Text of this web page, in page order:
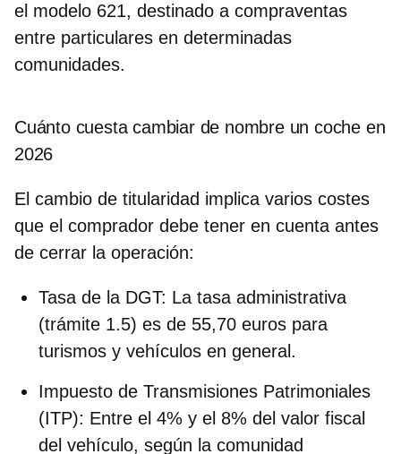
el modelo 621, destinado a compraventas
entre particulares en determinadas
comunidades.
Cuánto cuesta cambiar de nombre un coche en
2026
El cambio de titularidad implica varios costes
que el comprador debe tener en cuenta antes
de cerrar la operación:
Tasa de la DGT: La tasa administrativa
(trámite 1.5) es de 55,70 euros para
turismos y vehículos en general.
Impuesto de Transmisiones Patrimoniales
(ITP): Entre el 4% y el 8% del valor fiscal
del vehículo, según la comunidad